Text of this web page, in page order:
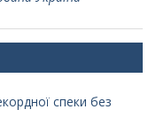
спеки без